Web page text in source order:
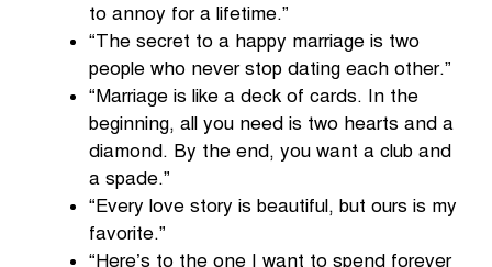
to annoy for a lifetime.”
“The secret to a happy marriage is two
people who never stop dating each other.”
“Marriage is like a deck of cards. In the
beginning, all you need is two hearts and a
diamond. By the end, you want a club and
a spade.”
“Every love story is beautiful, but ours is my
favorite.”
“Here’s to the one I want to spend forever